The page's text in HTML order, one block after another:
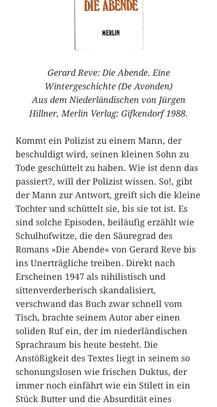
Gerard Reve: Die Abende. Eine
Wintergeschichte (De Avonden)
Aus dem Niederländischen von Jürgen
Hillner, Merlin Verlag: Gifkendorf 1988.
Kommt ein Polizist zu einem Mann, der
beschuldigt wird, seinen kleinen Sohn zu
Tode geschüttelt zu haben. Wie ist denn das
passiert?, will der Polizist wissen. So!, gibt
der Mann zur Antwort, greift sich die kleine
Tochter und schüttelt sie, bis sie tot ist. Es
sind solche Episoden, beiläufig erzählt wie
Schulhofwitze, die den Säuregrad des
Romans »Die Abende« von Gerard Reve bis
ins Unerträgliche treiben. Direkt nach
Erscheinen 1947 als nihilistisch und
sittenverderberisch skandalisiert,
verschwand das Buch zwar schnell vom
Tisch, brachte seinem Autor aber einen
soliden Ruf ein, der im niederländischen
Sprachraum bis heute besteht. Die
Anstößigkeit des Textes liegt in seinem so
schonungslosen wie frischen Duktus, der
immer noch einfährt wie ein Stilett in ein
Stück Butter und die Absurdität eines